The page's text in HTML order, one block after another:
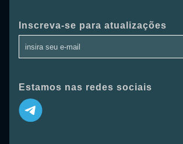
Inscreva-se para atualizações
Estamos nas redes sociais